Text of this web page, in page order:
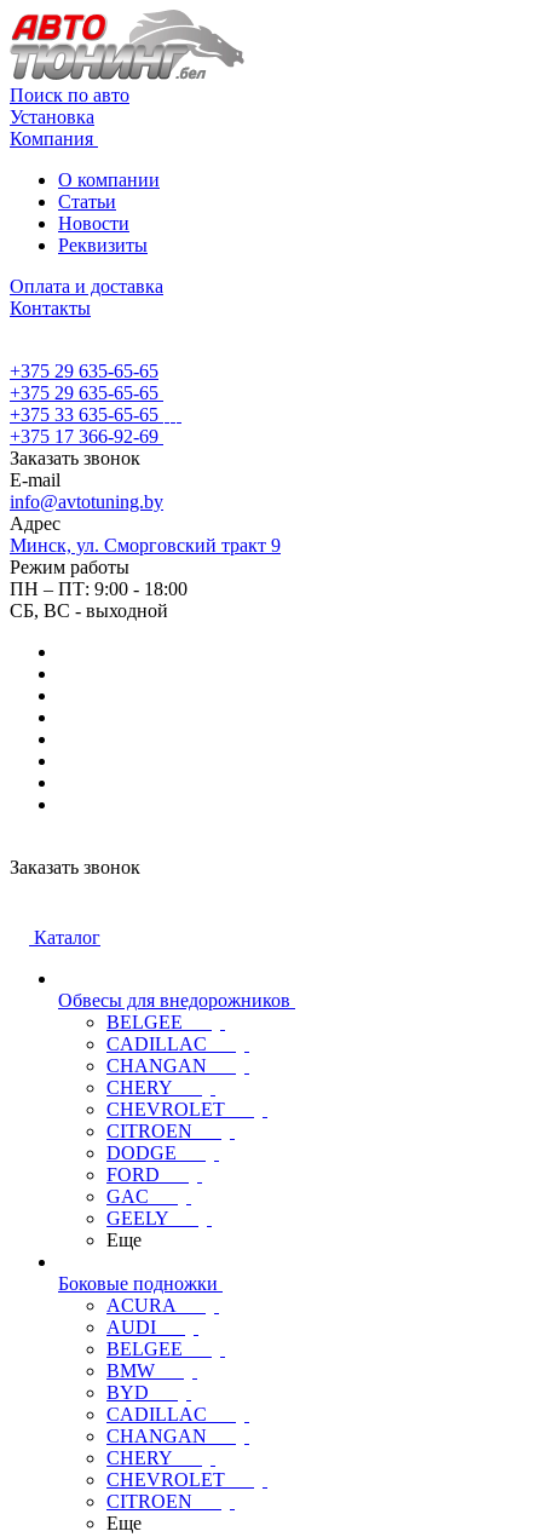
Поиск по авто
Установка
Компания
О компании
Статьи
Новости
Реквизиты
Оплата и доставка
Контакты
+375 29 635-65-65
+375 29 635-65-65
+375 33 635-65-65
+375 17 366-92-69
Заказать звонок
E-mail
info@avtotuning.by
Адрес
Минск, ул. Сморговский тракт 9
Режим работы
ПН – ПТ: 9:00 - 18:00
СБ, ВС - выходной
Заказать звонок
Каталог
Обвесы для внедорожников
BELGEE
CADILLAC
CHANGAN
CHERY
CHEVROLET
CITROEN
DODGE
FORD
GAC
GEELY
Еще
Боковые подножки
ACURA
AUDI
BELGEE
BMW
BYD
CADILLAC
CHANGAN
CHERY
CHEVROLET
CITROEN
Еще